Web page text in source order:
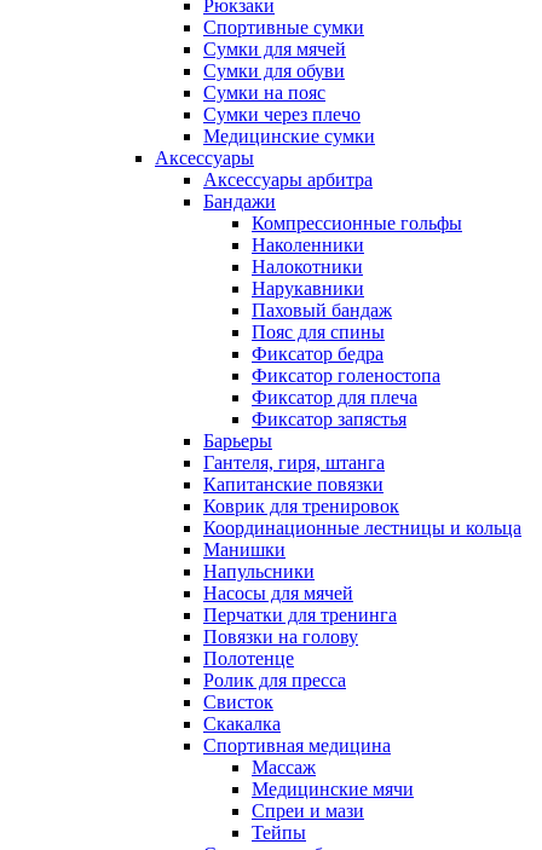
Рюкзаки
Спортивные сумки
Сумки для мячей
Сумки для обуви
Сумки на пояс
Сумки через плечо
Медицинские сумки
Аксессуары
Аксессуары арбитра
Бандажи
Компрессионные гольфы
Наколенники
Налокотники
Нарукавники
Паховый бандаж
Пояс для спины
Фиксатор бедра
Фиксатор голеностопа
Фиксатор для плеча
Фиксатор запястья
Барьеры
Гантеля, гиря, штанга
Капитанские повязки
Коврик для тренировок
Координационные лестницы и кольца
Манишки
Напульсники
Насосы для мячей
Перчатки для тренинга
Повязки на голову
Полотенце
Ролик для пресса
Свисток
Скакалка
Спортивная медицина
Массаж
Медицинские мячи
Спреи и мази
Тейпы